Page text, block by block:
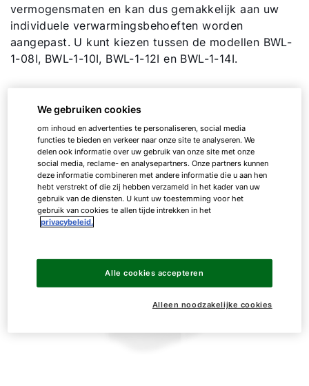
vermogensmaten en kan dus gemakkelijk aan uw
individuele verwarmingsbehoeften worden
aangepast. U kunt kiezen tussen de modellen BWL-
1-08I, BWL-1-10I, BWL-1-12I en BWL-1-14I.
We gebruiken cookies
om inhoud en advertenties te personaliseren, social media
functies te bieden en verkeer naar onze site te analyseren. We
delen ook informatie over uw gebruik van onze site met onze
social media, reclame- en analysepartners. Onze partners kunnen
deze informatie combineren met andere informatie die u aan hen
hebt verstrekt of die zij hebben verzameld in het kader van uw
gebruik van de diensten. U kunt uw toestemming voor het
gebruik van cookies te allen tijde intrekken in het
privacybeleid.
Alleen noodzakelijke cookies
Alle cookies accepteren